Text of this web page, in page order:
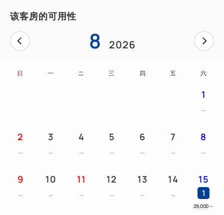
该客房的可用性
8 2026
日 一 ニ 三 四 五 六
1
2 3 4 5 6 7 8
9 10 11 12 13 14 15
1
29,000 ～